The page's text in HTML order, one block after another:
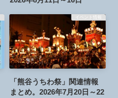
イベント情報
「熊谷うちわ祭」関連情報
まとめ。2026年7月20日～22